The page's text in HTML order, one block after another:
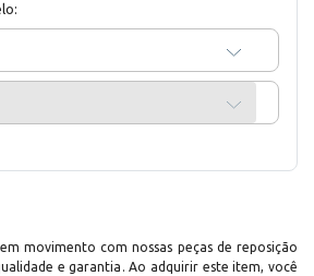
movimento com nossas peças de reposição
e garantia. Ao adquirir este item, você